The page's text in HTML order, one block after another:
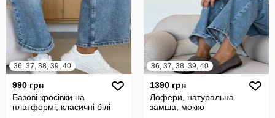
36, 37, 38, 39, 40
990 грн
Базові кросівки на
платформі, класичні білі
36, 37, 38, 39, 40
1390 грн
Лофери, натуральна
замша, мокко